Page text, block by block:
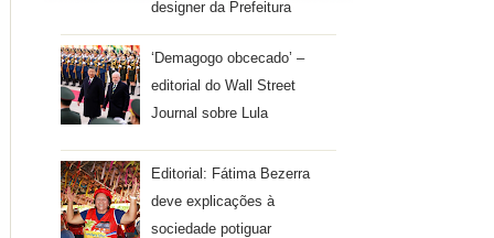
designer da Prefeitura
‘Demagogo obcecado’ –
editorial do Wall Street
Journal sobre Lula
Editorial: Fátima Bezerra
deve explicações à
sociedade potiguar